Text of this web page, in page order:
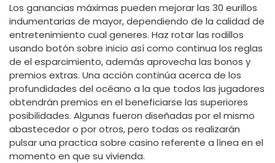
Los ganancias máximas pueden mejorar las 30 eurillos
indumentarias de mayor, dependiendo de la calidad de
entretenimiento cual generes. Haz rotar las rodillos
usando botón sobre inicio así­ como continua los reglas
de el esparcimiento, además aprovecha las bonos y
premios extras. Una acción continúa acerca de los
profundidades del océano a la que todos las jugadores
obtendrán premios en el beneficiarse las superiores
posibilidades. Algunas fueron diseñadas por el mismo
abastecedor o por otros, pero todas os realizarán
pulsar una practica sobre casino referente a línea en el
momento en que su vivienda.